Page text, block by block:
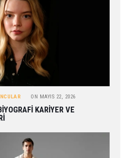
ON MAYIS 22, 2026
KARIYER VE